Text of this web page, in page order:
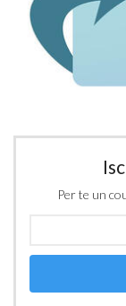
Per te un